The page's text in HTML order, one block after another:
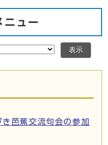
ュー
表示
芭蕉交流句会の参加